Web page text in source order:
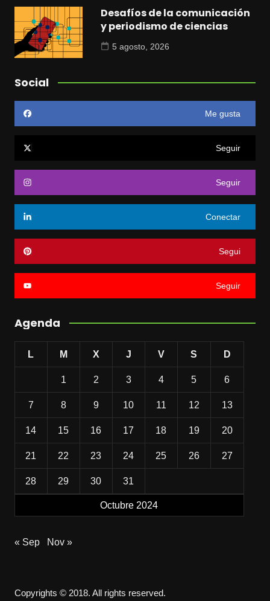
Desafíos de la comunicación
y periodismo de ciencias
5 agosto, 2026
Social
Me gusta
Seguir
Seguir
Conectar
Segui
Seguir
Agenda
Octubre 2024
L M X J V S D
1 2 3 4 5 6
7 8 9 10 11 12 13
14 15 16 17 18 19 20
21 22 23 24 25 26 27
28 29 30 31
« Sep Nov »
Copyrights © 2018. All rights reserved.